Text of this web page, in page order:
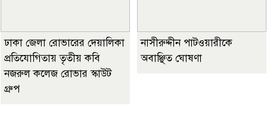
ঢাকা জেলা রোভারের দেয়ালিকা
প্রতিযোগিতায় তৃতীয় কবি
নজরুল কলেজ রোভার স্কাউট
গ্রুপ
নাসীরুদ্দীন পাটওয়ারীকে
অবাঞ্ছিত ঘোষণা